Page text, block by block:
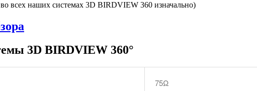
всех наших системах 3D BIRDVIEW 360 изначально)
3D BIRDVIEW 360°
75Ω